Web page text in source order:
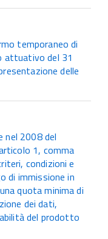
temporaneo di
attuativo del 31
delle
nel 2008 del
1, comma
condizioni e
di immissione in
quota minima di
dei dati,
del prodotto